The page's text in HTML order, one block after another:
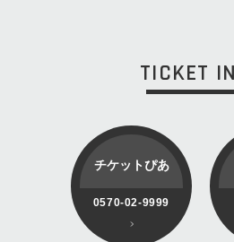
TICKET
チケットぴあ
0570-02-9999